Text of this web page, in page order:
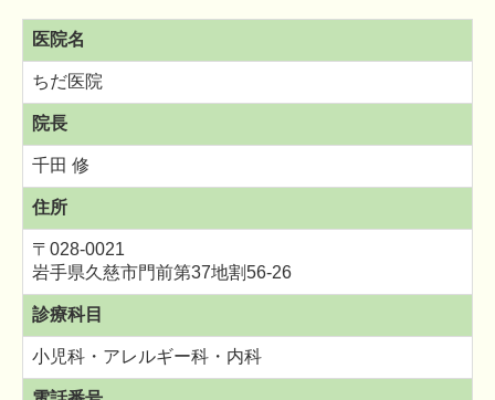
医院名
ちだ医院
院長
千田 修
住所
〒028-0021
岩手県久慈市門前第37地割56-26
診療科目
小児科・アレルギー科・内科